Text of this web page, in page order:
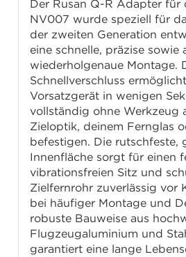
Der Rusan Q-R Adapter für
NV007 wurde speziell für
der zweiten Generation
eine schnelle, präzise sowie
wiederholgenaue Montage.
Schnellverschluss
Vorsatzgerät in wenigen
vollständig ohne Werkzeug
Zieloptik, deinem Fernglas
befestigen. Die rutschfeste,
Innenfläche sorgt für einen
vibrationsfreien Sitz und
Zielfernrohr zuverlässig vor
bei häufiger Montage und
robuste Bauweise aus
Flugzeugaluminium und
garantiert eine lange